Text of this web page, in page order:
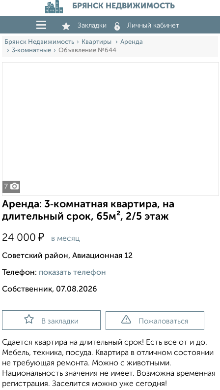
БРЯНСК НЕДВИЖИМОСТЬ
Закладки Личный кабинет
Брянск Недвижимость Квартиры
Аренда
3‑комнатные
Объявление №644
7
Аренда: 3‑комнатная квартира, на
длительный срок, 65м², 2/5 этаж
24 000 ₽ в месяц
Советский район, Авиационная 12
Телефон: показать телефон
Собственник, 07.08.2026
В закладки Пожаловаться
Сдается квартира на длительный срок! Есть все от и до.
Мебель, техника, посуда. Квартира в отличном состоянии
не требующая ремонта. Можно с животными.
Национальность значения не имеет. Возможна временная
регистрация. Заселится можно уже сегодня!